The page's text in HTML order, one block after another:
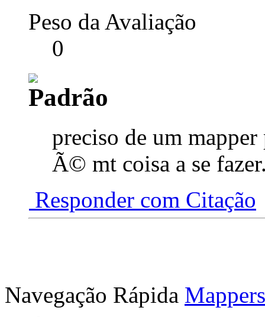
Peso da Avaliação
0
preciso de um
Ã© mt coisa a se
Responder com Citação
Navegação Rápida Mappers